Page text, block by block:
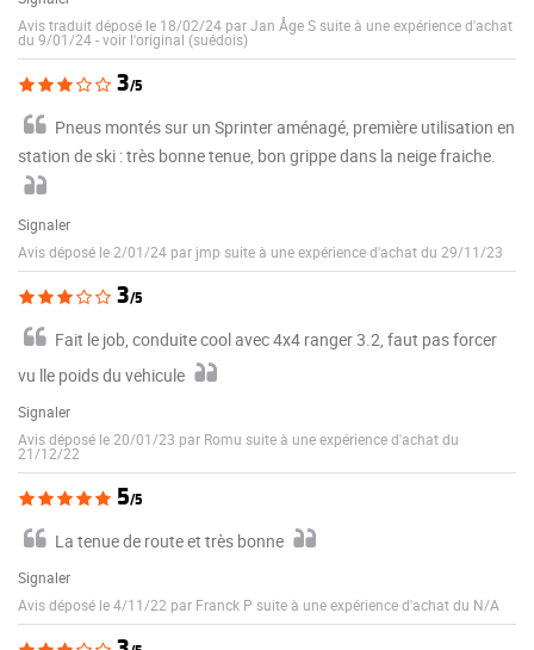
Avis traduit déposé le 18/02/24 par Jan Åge S suite à une expérience d'achat
du 9/01/24-voir l'original (suédois)
3/5
Pneus montés sur un Sprinter aménagé, première utilisation en
station de ski : très bonne tenue, bon grippe dans la neige fraiche.
Signaler
Avis déposé le 2/01/24 par jmp suite à une expérience d'achat du 29/11/23
3/5
Fait le job, conduite cool avec 4x4 ranger 3.2, faut pas forcer
vu lle poids du vehicule
Signaler
Avis déposé le 20/01/23 par Romu suite à une expérience d'achat du
21/12/22
5/5
La tenue de route et très bonne
Signaler
Avis déposé le 4/11/22 par Franck P suite à une expérience d'achat du N/A